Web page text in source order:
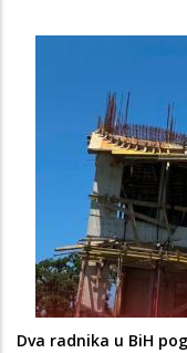
Dva radnika u BiH